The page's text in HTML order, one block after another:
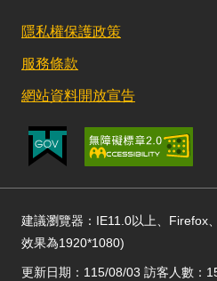
隱私權保護政策
服務條款
網站資料開放宣告
建議瀏覽器：IE11.0以上、Firefox
效果為1920*1080)
更新日期：115/08/03 訪客人數：